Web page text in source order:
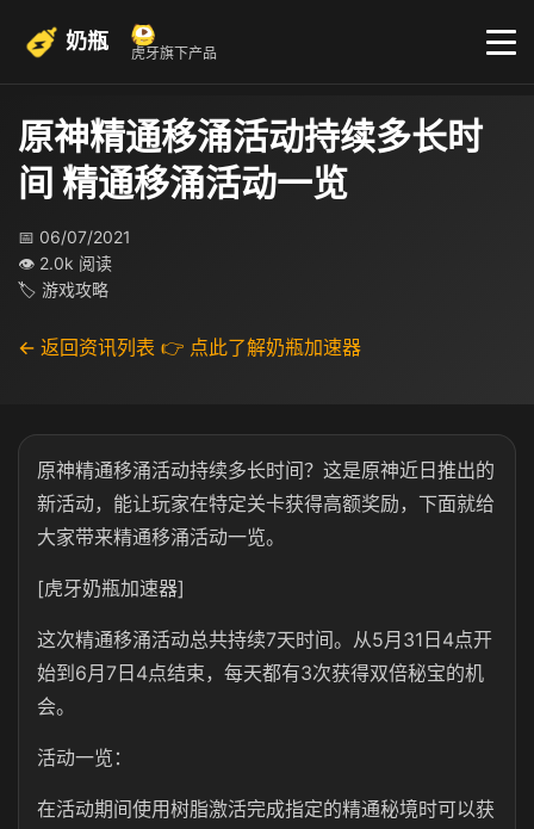
奶瓶 虎牙旗下产品
原神精通移涌活动持续多长时
间 精通移涌活动一览
📅 06/07/2021
👁 2.0k 阅读
🏷 游戏攻略
← 返回资讯列表 👉 点此了解奶瓶加速器
原神精通移涌活动持续多长时间？这是原神近日推出的
新活动，能让玩家在特定关卡获得高额奖励，下面就给
大家带来精通移涌活动一览。
[虎牙奶瓶加速器]
这次精通移涌活动总共持续7天时间。从5月31日4点开
始到6月7日4点结束，每天都有3次获得双倍秘宝的机
会。
活动一览：
在活动期间使用树脂激活完成指定的精通秘境时可以获